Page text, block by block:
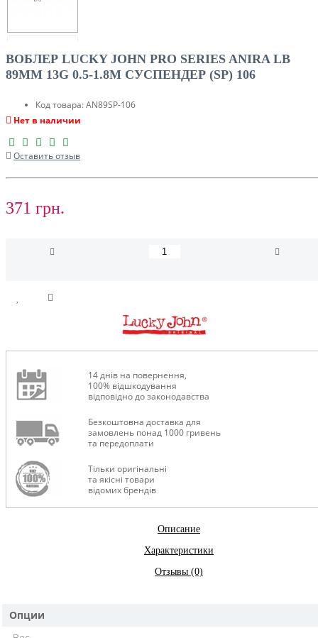
ВОБЛЕР LUCKY JOHN PRO SERIES ANIRA LB
89MM 13G 0.5-1.8M CУСПЕНДЕР (SP) 106
Код товара:AN89SP-106
Нет в наличии
Оставить отзыв
371 грн.
14 днів на повернення,
100% відшкодування
відповідно до законодавства
Безкоштовна доставка для
замовлень понад 1000 гривень
та передоплати
Тільки оригінальні
та якісні товари
відомих брендів
Описание
Характеристики
Отзывы (0)
Опции